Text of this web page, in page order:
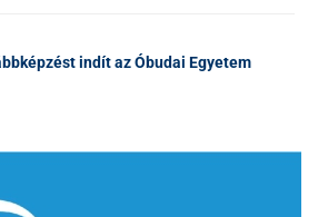
indít az Óbudai Egyetem